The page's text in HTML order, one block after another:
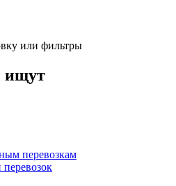
или фильтры
ищут
перевозкам